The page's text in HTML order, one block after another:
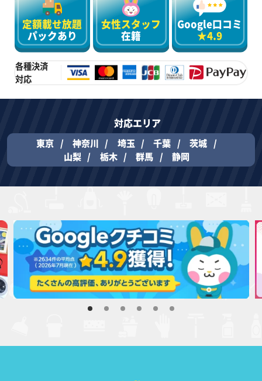
定額載せ放題
パックあり
女性スタッフ
在籍
Google口コミ
★4.9
各種決済
対応
対応エリア
東京 神奈川 埼玉 千葉
茨城
山梨
栃木 群馬 静岡